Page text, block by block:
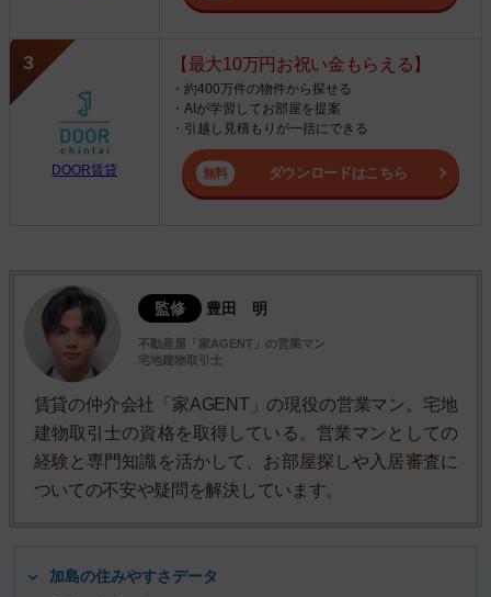
DOOR賃貸
【最大10万円お祝い金もらえる】
・約400万件の物件から探せる
・AIが学習してお部屋を提案
・引越し見積もりが一括にできる
ダウンロードはこちら
監修 豊田 明
不動産屋「家AGENT」の営業マン
宅地建物取引士
賃貸の仲介会社「家AGENT」の現役の営業マン。宅地
建物取引士の資格を取得している。営業マンとしての
経験と専門知識を活かして、お部屋探しや入居審査に
ついての不安や疑問を解決しています。
加島の住みやすさデータ